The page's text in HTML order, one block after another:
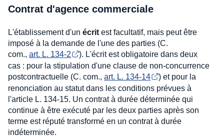
Contrat d'agence commerciale
L'établissement d'un écrit est facultatif, mais peut être
imposé à la demande de l'une des parties (C.
com., art. L. 134-2
). L'écrit est obligatoire dans deux
cas : pour la stipulation d'une clause de non-concurrence
postcontractuelle (C. com., art. L. 134-14
) et pour la
renonciation au statut dans les conditions prévues à
l'article L. 134-15. Un contrat à durée déterminée qui
continue à être exécuté par les deux parties après son
terme est réputé transformé en un contrat à durée
indéterminée.